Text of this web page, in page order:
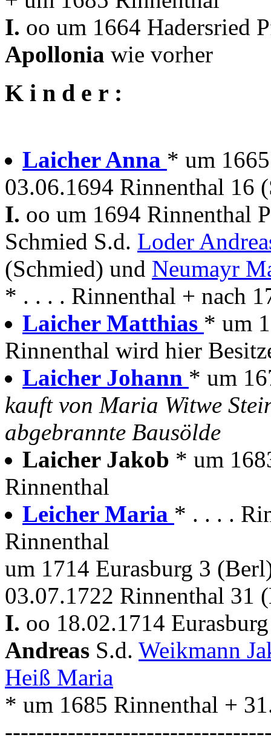
I. oo um 1664 Hadersried
Apollonia wie vorher
K i n d e r :
Laicher Anna * um
03.06.1694 Rinnenthal 16
I. oo um 1694 Rinnenthal
Schmied S.d. Loder
(Schmied) und Neumayr
* . . . . Rinnenthal + nach
Laicher Matthias * um
Rinnenthal wird hier
Laicher Johann * um
kauft von Maria Witwe
abgebrannte Bausölde
Laicher Jakob * um
Rinnenthal
Leicher Maria * . . . .
Rinnenthal
um 1714 Eurasburg 3
03.07.1722 Rinnenthal 31
I. oo 18.02.1714
Andreas S.d. Weikmann
Heiß Maria
* um 1685 Rinnenthal +